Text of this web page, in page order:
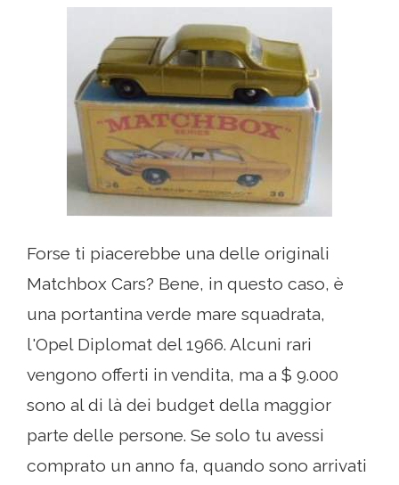
Forse ti piacerebbe una delle originali
Matchbox Cars? Bene, in questo caso, è
una portantina verde mare squadrata,
l'Opel Diplomat del 1966. Alcuni rari
vengono offerti in vendita, ma a $ 9.000
sono al di là dei budget della maggior
parte delle persone. Se solo tu avessi
comprato un anno fa, quando sono arrivati ​​